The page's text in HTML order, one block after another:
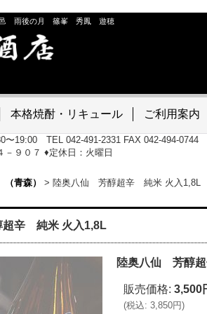
雨後の月 篠峯 秀鳳 遊穂
本格焼酎・リキュール ご利用案内
〜19:00 TEL 042-491-2331 FAX 042-494-
－９０７ ♦定休日：火曜日
青森） > 陸奥八仙 芳醇超辛 純米 火入1,8L
辛 純米 火入1,8L
陸奥八仙 芳醇
販売価格: 3,500
(税込: 3,850円)